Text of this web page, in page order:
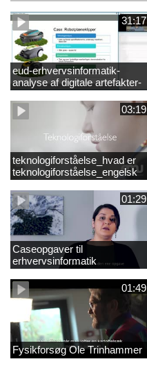
31:17
eud-erhvervsinformatik-
analyse af digitale artefakter-
03:19
teknologiforståelse_hvad er
teknologiforståelse_engelsk
01:29
Caseopgaver til
erhvervsinformatik
01:49
Fysikforsøg Ole Trinhammer